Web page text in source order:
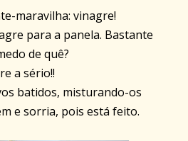
maravilha: vinagre!
para a panela. Bastante
de quê?
a sério!!
batidos, misturando-os
e sorria, pois está feito.